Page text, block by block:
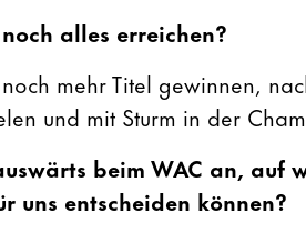
alles erreichen?
mehr Titel gewinnen,
und mit Sturm in der
beim WAC an, auf
uns entscheiden können?